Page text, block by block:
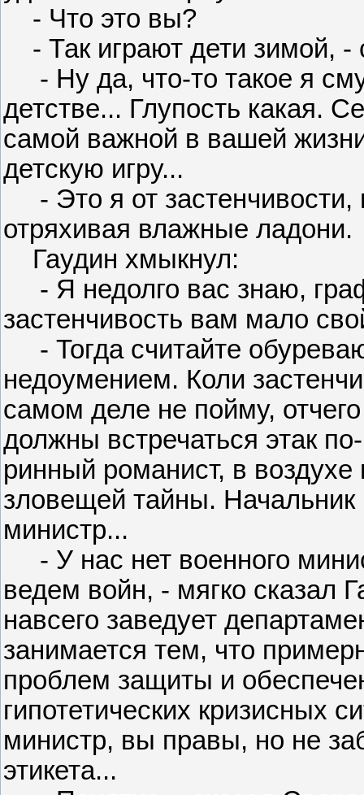
- Что это вы?
- Так играют дети зимой, -
- Ну да, что-то такое я
детстве... Глупость какая.
самой важной в вашей
детскую игру...
- Это я от застенчивости,
отряхивая влажные ладони.
Гаудин хмыкнул:
- Я недолго вас знаю,
застенчивость вам мало
- Тогда считайте
недоумением. Коли
самом деле не пойму,
должны встречаться этак
ринный романист, в
зловещей тайны.
министр...
- У нас нет военного
ведем войн, - мягко сказал
навсего заведует
занимается тем, что
проблем защиты и
гипотетических кризисных
министр, вы правы, но не
этикета...